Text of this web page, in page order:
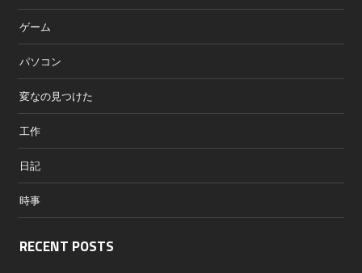
ゲーム
パソコン
変なの見つけた
工作
日記
時事
RECENT POSTS